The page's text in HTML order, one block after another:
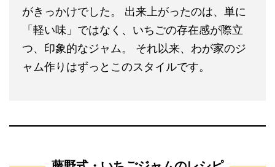
がきっかけでした。 出来上がったのは、単に
「軽い味」ではなく、いちごの存在感が際立
つ、印象的なジャム。 それ以来、わが家のジ
ャム作りはずっとこのスタイルです。